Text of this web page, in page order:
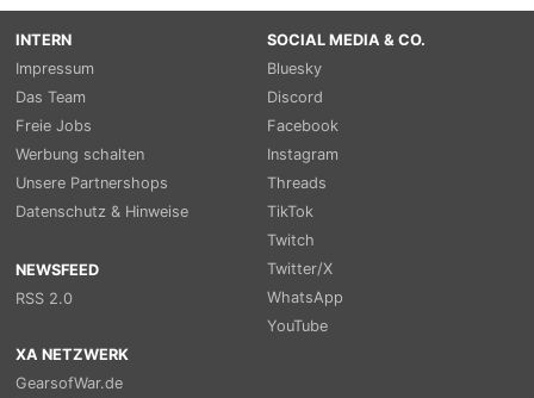
INTERN
Impressum
Das Team
Freie Jobs
Werbung schalten
Unsere Partnershops
Datenschutz & Hinweise
NEWSFEED
RSS 2.0
SOCIAL MEDIA & CO.
Bluesky
Discord
Facebook
Instagram
Threads
TikTok
Twitch
Twitter/X
WhatsApp
YouTube
XA NETZWERK
GearsofWar.de